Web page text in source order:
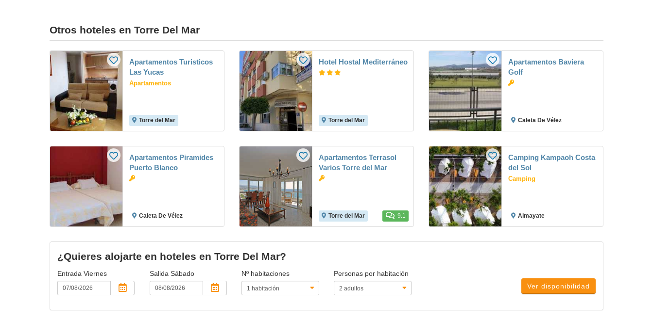
Otros hoteles en Torre Del Mar
Apartamentos Turisticos
Las Yucas
Apartamentos
Torre del Mar
Hotel Hostal Mediterráneo
Torre del Mar
Apartamentos Baviera
Golf
Caleta De Vélez
Apartamentos Piramides
Puerto Blanco
Caleta De Vélez
Apartamentos Terrasol
Varios Torre del Mar
Torre del Mar 9.1
Camping Kampaoh Costa
del Sol
Camping
Almayate
¿Quieres alojarte en hoteles en Torre Del Mar?
Entrada Viernes Salida Sábado Nº habitaciones
Personas por habitación
Ver disponibilidad